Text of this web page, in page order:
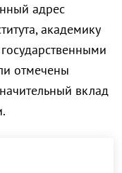
адрес
академику
отмечены
вклад